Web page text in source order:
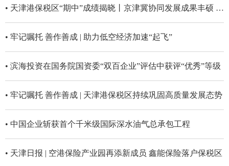
• 天津港保税区“期中”成绩揭晓丨京津冀协同发展成果丰硕 新质生产力加快起势
• 牢记嘱托 善作善成 | 助力低空经济加速“起飞”
• 滨海投资在国务院国资委“双百企业”评估中获评“优秀”等级
• 牢记嘱托 善作善成 | 天津港保税区持续巩固高质量发展态势
• 中国企业斩获首个千米级国际深水油气总承包工程
• 天津日报 | 空港保险产业园再添新成员 鑫能保险落户保税区